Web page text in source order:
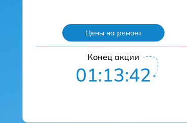
Цены на ремонт
Конец акции
01:13:41